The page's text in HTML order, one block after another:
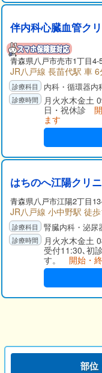
伴内科心臓血管ク
青森県八戸市売市1丁目4-
JR八戸線 長苗代駅 車 6
内科・循環器内
月火水木金土
日・祝休診
ます
はちのへ江陽クリ
青森県八戸市江陽2丁目
JR八戸線 小中野駅 徒
腎臓内科・泌尿
月火水木金
受付11:30､初
す。 開始・
部位